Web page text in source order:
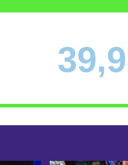
39,9